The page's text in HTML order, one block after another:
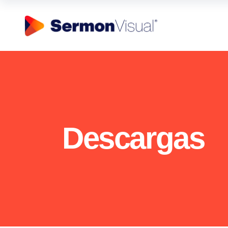
Descargas